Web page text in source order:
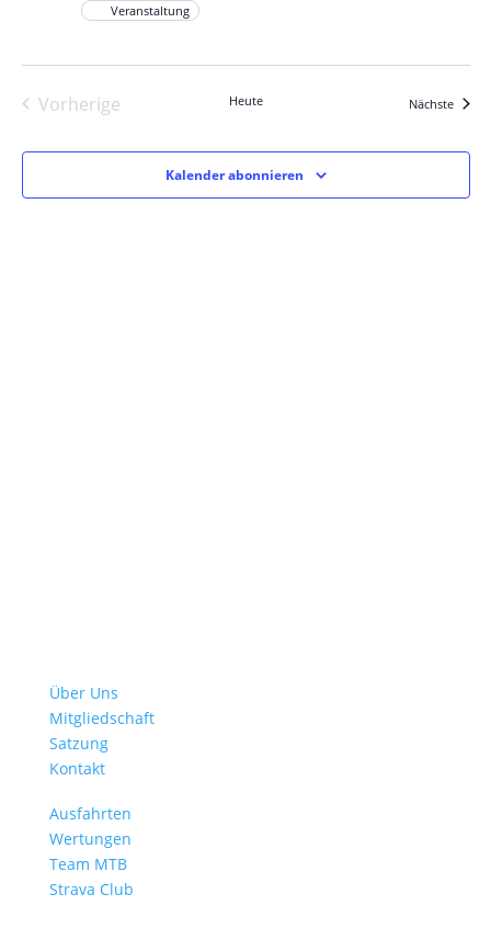
Veranstaltung
Vorherige
Heute Nächste
Kalender abonnieren
Über Uns
Mitgliedschaft
Satzung
Kontakt
Ausfahrten
Wertungen
Team MTB
Strava Club